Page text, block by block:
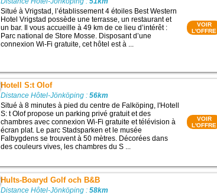
Situé à Vrigstad, l’établissement 4 étoiles Best Western
Hotel Vrigstad possède une terrasse, un restaurant et
un bar. Il vous accueille à 49 km de ce lieu d’intérêt :
Parc national de Store Mosse. Disposant d’une
connexion Wi-Fi gratuite, cet hôtel est à ...
VOIR
L'OFFRE
Hotell S:t Olof
Distance Hôtel-Jönköping :56km
Situé à 8 minutes à pied du centre de Falköping, l'Hotell
S: t Olof propose un parking privé gratuit et des
chambres avec connexion Wi-Fi gratuite et télévision à
écran plat. Le parc Stadsparken et le musée
Falbygdens se trouvent à 50 mètres. Décorées dans
des couleurs vives, les chambres du S ...
VOIR
L'OFFRE
Hults-Boaryd Golf och B&B
Distance Hôtel-Jönköping :58km